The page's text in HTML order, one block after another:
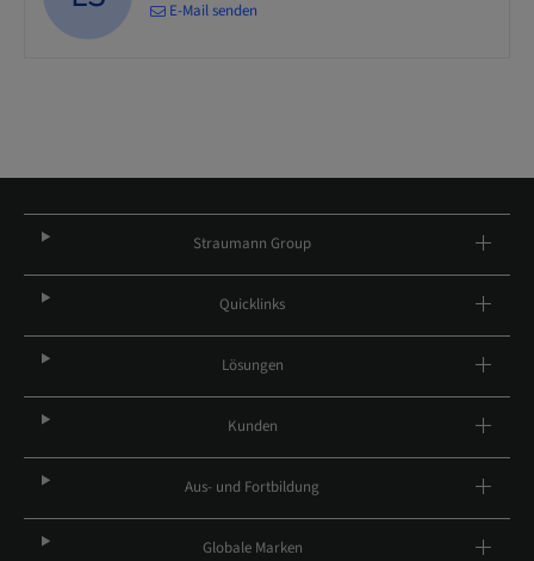
E-Mail senden
Straumann Group
Quicklinks
Lösungen
Kunden
Aus- und Fortbildung
Globale Marken